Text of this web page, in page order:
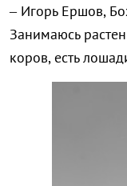
– Игорь Ершов,
Занимаюсь
коров, есть